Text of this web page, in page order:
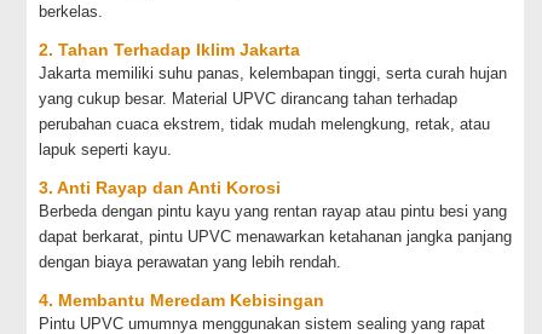
berkelas.
2. Tahan Terhadap Iklim Jakarta
Jakarta memiliki suhu panas, kelembapan tinggi, serta curah hujan
yang cukup besar. Material UPVC dirancang tahan terhadap
perubahan cuaca ekstrem, tidak mudah melengkung, retak, atau
lapuk seperti kayu.
3. Anti Rayap dan Anti Korosi
Berbeda dengan pintu kayu yang rentan rayap atau pintu besi yang
dapat berkarat, pintu UPVC menawarkan ketahanan jangka panjang
dengan biaya perawatan yang lebih rendah.
4. Membantu Meredam Kebisingan
Pintu UPVC umumnya menggunakan sistem sealing yang rapat